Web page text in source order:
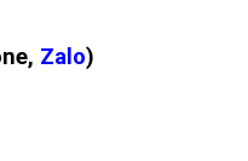
Zalo)